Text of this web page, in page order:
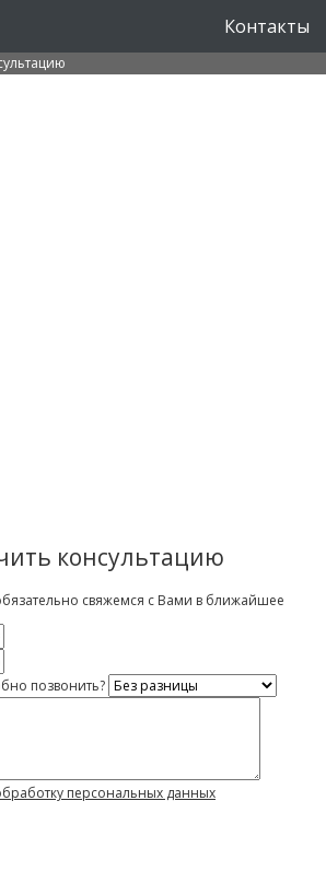
Контакты
консультацию
свяжемся с Вами в ближайшее
позвонить?
персональных данных